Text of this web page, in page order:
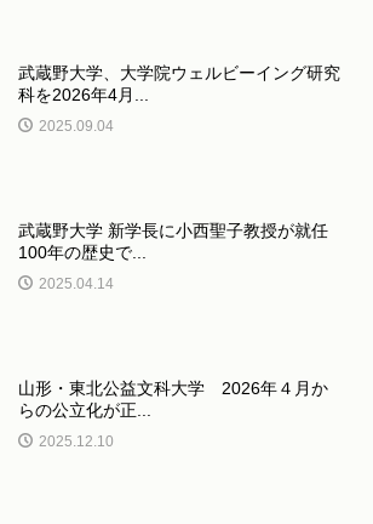
武蔵野大学、大学院ウェルビーイング研究
科を2026年4月...
2025.09.04
武蔵野大学 新学長に小西聖子教授が就任
100年の歴史で...
2025.04.14
山形・東北公益文科大学 2026年４月か
らの公立化が正...
2025.12.10